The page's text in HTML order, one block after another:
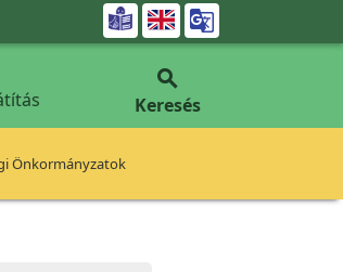


Keresés
Önkormányzatok